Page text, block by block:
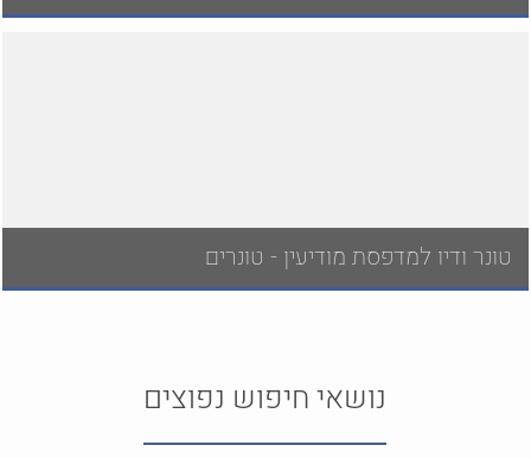
טונר ודיו למדפסת מודיעין - טונרים
נושאי חיפוש נפוצים